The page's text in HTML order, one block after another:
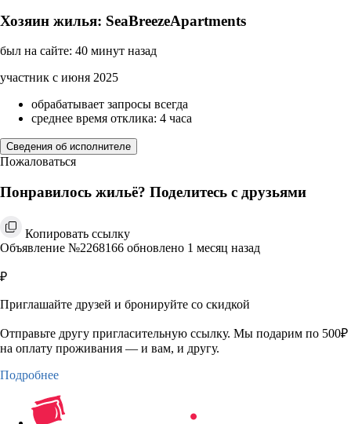
Хозяин жилья: SeaBreezeApartments
был на сайте: 40 минут назад
участник с июня 2025
обрабатывает запросы всегда
среднее время отклика: 4 часа
Сведения об исполнителе
Пожаловаться
Понравилось жильё? Поделитесь с друзьями
Копировать ссылку
Объявление №2268166 обновлено 1 месяц назад
₽
Приглашайте друзей и бронируйте со скидкой
Отправьте другу пригласительную ссылку. Мы подарим по 500₽
на оплату проживания — и вам, и другу.
Подробнее